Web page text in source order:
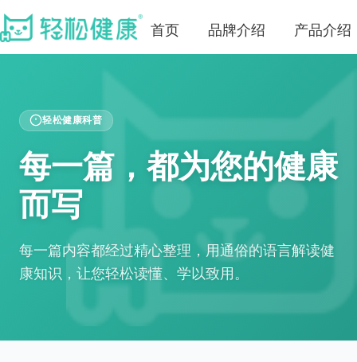
首页 品牌介绍 产品介绍
轻松健康科普
每一篇，都为您的健康
而写
每一篇内容都经过精心整理，用通俗的语言解读健
康知识，让您轻松读懂、学以致用。